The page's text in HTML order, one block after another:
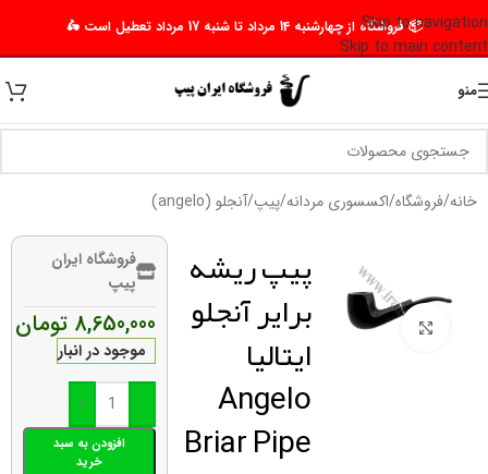
Skip to navigation
Skip to main content
📦 فروشگاه از چهارشنبه 14 مرداد تا شنبه 17 مرداد تعطیل است 🛵
منو
خانه/فروشگاه/اکسسوری مردانه/پیپ/آنجلو (angelo)
برای بزرگنمایی کلیک کنید
پیپ ریشه
برایر آنجلو
ایتالیا
Angelo
Briar Pipe
فروشگاه ایران
پیپ
8,650,000 تومان
موجود در انبار
-
+
افزودن به سبد
خرید